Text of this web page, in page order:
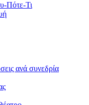
Πότε-Τι
ανά συνεδρία